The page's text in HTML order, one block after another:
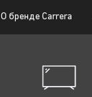
О бренде Carrera